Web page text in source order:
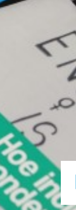
Nooit meer buiten
Klimaatmissie
Zout der Aarde
Campagne: De
Geert en het
willen meepraten’
Manifest kabinet
PerspectieF en
Fabertjeskrant